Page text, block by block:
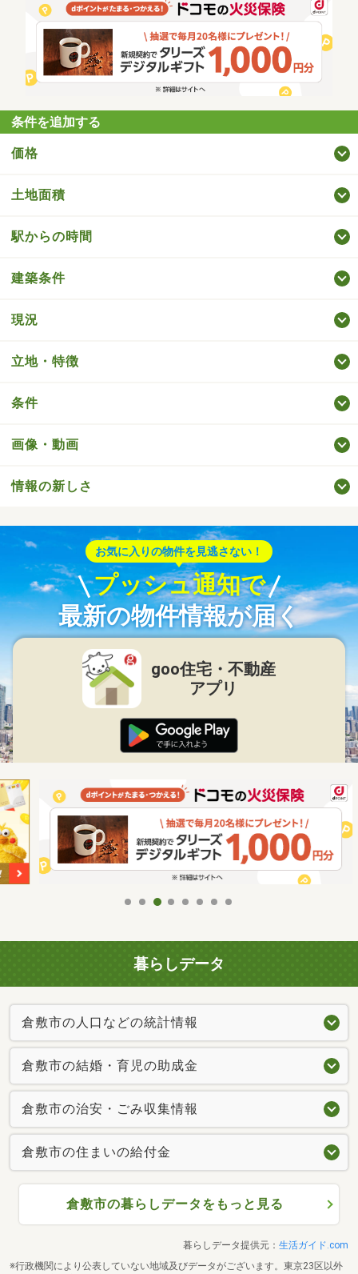
条件を追加する
価格
土地面積
駅からの時間
建築条件
現況
立地・特徴
条件
画像・動画
情報の新しさ
お気に入りの物件を見逃さない！
プッシュ通知で
最新の物件情報が届く
goo住宅・不動産
アプリ
暮らしデータ
倉敷市の人口などの統計情報
倉敷市の結婚・育児の助成金
倉敷市の治安・ごみ収集情報
倉敷市の住まいの給付金
倉敷市の暮らしデータをもっと見る
暮らしデータ提供元： 生活ガイド.com
※行政機関により公表していない地域及びデータがございます。東京23区以外